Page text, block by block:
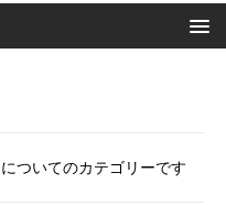
ついてのカテゴリーです